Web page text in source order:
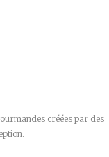
créées par des